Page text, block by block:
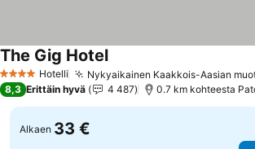
4 Tähtiluokitus
Hotelli Nykyaikainen Kaakkois-Aasian
The Gig Hotel
8,3 Erittäin hyvä 4 487 0.7 km kohteesta
Alkaen 33 €